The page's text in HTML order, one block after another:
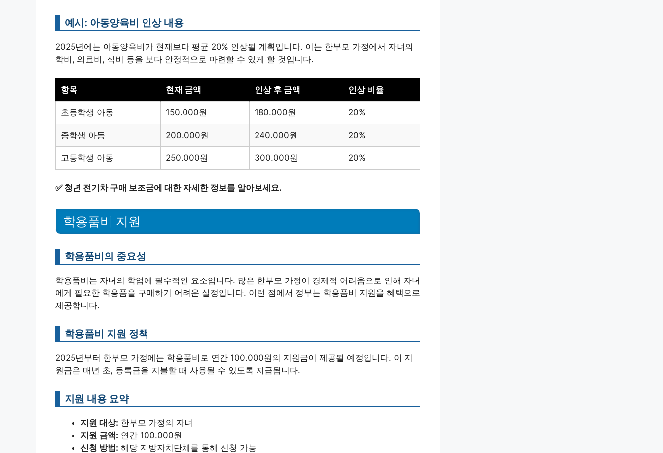
예시: 아동양육비 인상 내용
2025년에는 아동양육비가 현재보다 평균 20% 인상될 계획입니다. 이는 한부모 가정에서 자녀의
학비, 의료비, 식비 등을 보다 안정적으로 마련할 수 있게 할 것입니다.
항목 현재 금액 인상 후 금액 인상 비율
초등학생 아동 150.000원 180.000원 20%
중학생 아동 200.000원 240.000원 20%
고등학생 아동 250.000원 300.000원 20%
✅ 청년 전기차 구매 보조금에 대한 자세한 정보를 알아보세요.
학용품비 지원
학용품비의 중요성
학용품비는 자녀의 학업에 필수적인 요소입니다. 많은 한부모 가정이 경제적 어려움으로 인해 자녀
에게 필요한 학용품을 구매하기 어려운 실정입니다. 이런 점에서 정부는 학용품비 지원을 혜택으로
제공합니다.
학용품비 지원 정책
2025년부터 한부모 가정에는 학용품비로 연간 100.000원의 지원금이 제공될 예정입니다. 이 지
원금은 매년 초, 등록금을 지불할 때 사용될 수 있도록 지급됩니다.
지원 내용 요약
지원 대상: 한부모 가정의 자녀
지원 금액: 연간 100.000원
신청 방법: 해당 지방자치단체를 통해 신청 가능